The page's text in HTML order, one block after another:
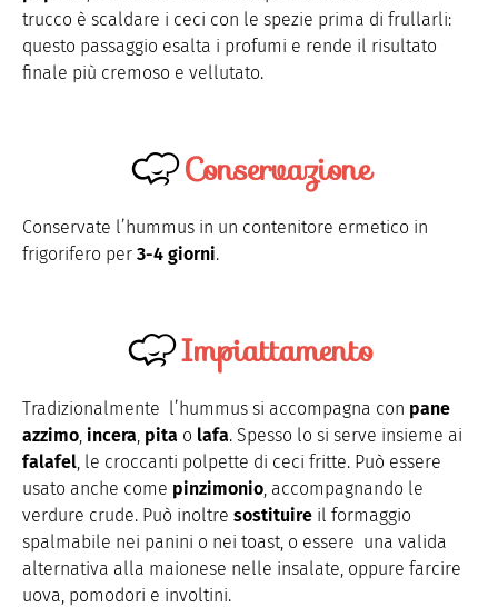
trucco è scaldare i ceci con le spezie prima di frullarli:
questo passaggio esalta i profumi e rende il risultato
finale più cremoso e vellutato.
Conservazione
Conservate l’hummus in un contenitore ermetico in
frigorifero per 3-4 giorni.
Impiattamento
Tradizionalmente l’hummus si accompagna con pane
azzimo incera pita o lafa. Spesso lo si serve insieme ai
falafel , le croccanti polpette di ceci fritte. Può essere
usato anche come pinzimonio , accompagnando le
verdure crude. Può inoltre sostituire il formaggio
spalmabile nei panini o nei toast, o essere una valida
alternativa alla maionese nelle insalate, oppure farcire
uova, pomodori e involtini.